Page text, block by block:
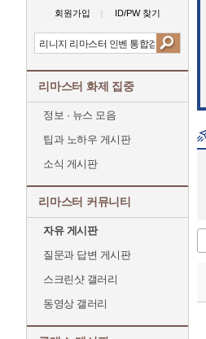
회원가입 ID/PW 찾기
리마스터 화제 집중
정보 · 뉴스 모음
팁과 노하우 게시판
소식 게시판
리마스터 커뮤니티
자유 게시판
질문과 답변 게시판
스크린샷 갤러리
동영상 갤러리